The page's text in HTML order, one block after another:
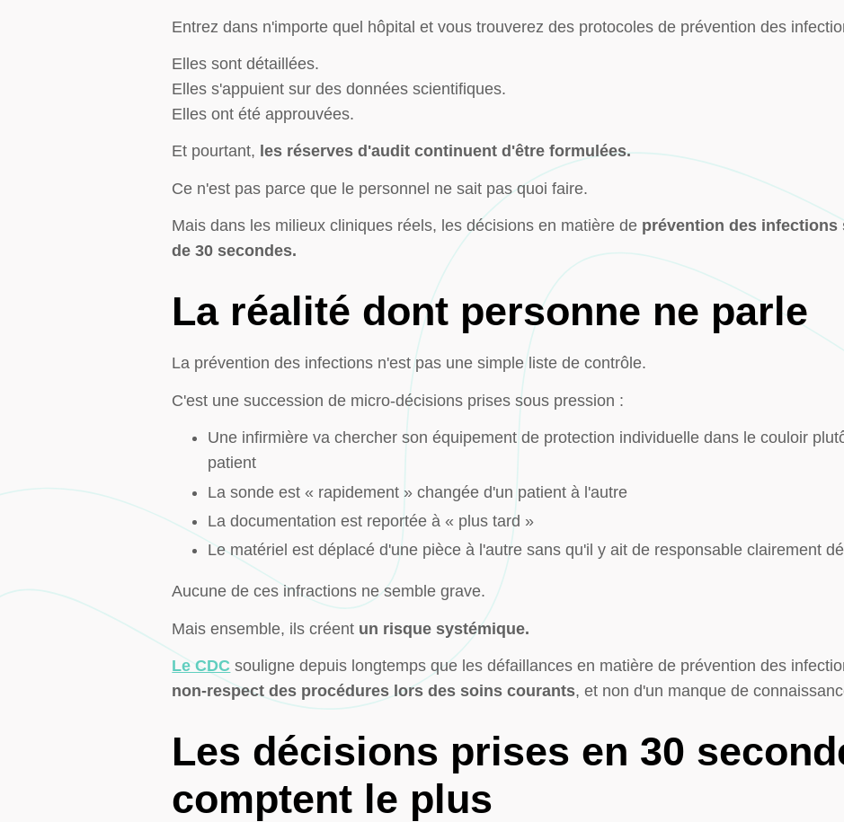
Entrez dans n'importe quel hôpital et vous trouverez des protocoles de prévention des
Elles sont détaillées.
Elles s'appuient sur des données scientifiques.
Elles ont été approuvées.
Et pourtant, les réserves d'audit continuent d'être formulées.
Ce n'est pas parce que le personnel ne sait pas quoi faire.
Mais dans les milieux cliniques réels, les décisions en matière de prévention des infections
de 30 secondes.
La réalité dont personne ne parle
La prévention des infections n'est pas une simple liste de contrôle.
C'est une succession de micro-décisions prises sous pression :
Une infirmière va chercher son équipement de protection individuelle dans le couloir
patient
La sonde est « rapidement » changée d'un patient à l'autre
La documentation est reportée à « plus tard »
Le matériel est déplacé d'une pièce à l'autre sans qu'il y ait de responsable clairement
Aucune de ces infractions ne semble grave.
Mais ensemble, ils créent un risque systémique.
Le CDC souligne depuis longtemps que les défaillances en matière de prévention des
non-respect des procédures lors des soins courants, et non d'un manque de
Les décisions prises en 30
comptent le plus